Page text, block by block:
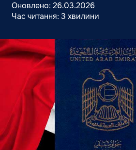
Оновлено: 26.03.2026
Час читання: 3 хвилини